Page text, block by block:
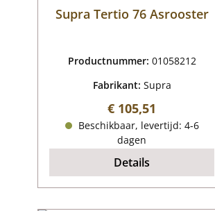
Supra Tertio 76 Asrooster
Productnummer: 01058212
Fabrikant: Supra
Normale prijs:
€ 105,51
Beschikbaar, levertijd: 4-6
dagen
Details